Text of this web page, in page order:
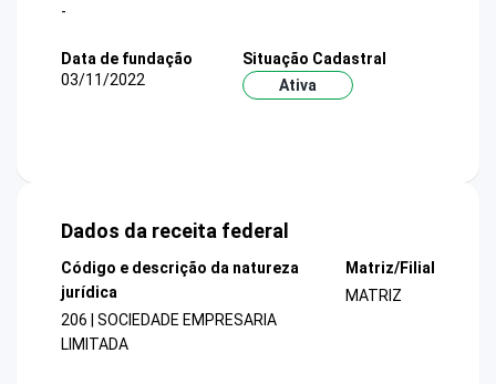
-
Data de fundação
03/11/2022
Situação Cadastral
Ativa
Dados da receita federal
Código e descrição da natureza
jurídica
206 | SOCIEDADE EMPRESARIA
LIMITADA
Matriz/Filial
MATRIZ